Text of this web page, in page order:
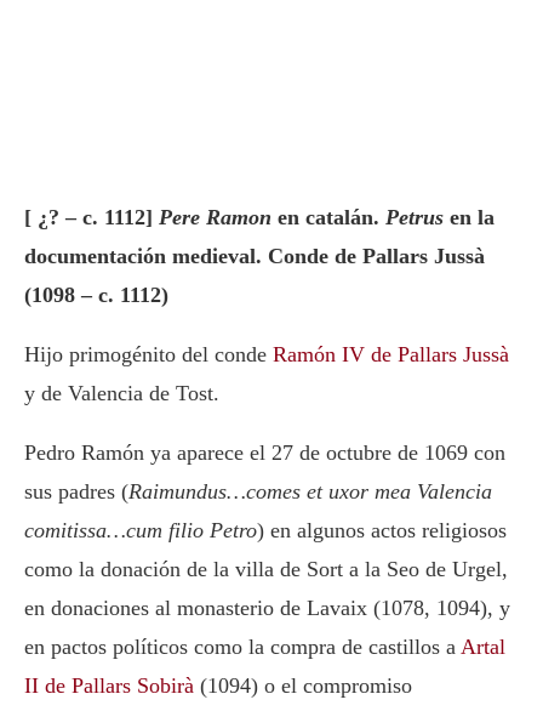
[ ¿? – c. 1112] Pere Ramon en catalán. Petrus en la
documentación medieval. Conde de Pallars Jussà
(1098 – c. 1112)
Hijo primogénito del conde Ramón IV de Pallars Jussà
y de Valencia de Tost.
Pedro Ramón ya aparece el 27 de octubre de 1069 con
sus padres (Raimundus…comes et uxor mea Valencia
comitissa…cum filio Petro) en algunos actos religiosos
como la donación de la villa de Sort a la Seo de Urgel,
en donaciones al monasterio de Lavaix (1078, 1094), y
en pactos políticos como la compra de castillos a Artal
II de Pallars Sobirà (1094) o el compromiso